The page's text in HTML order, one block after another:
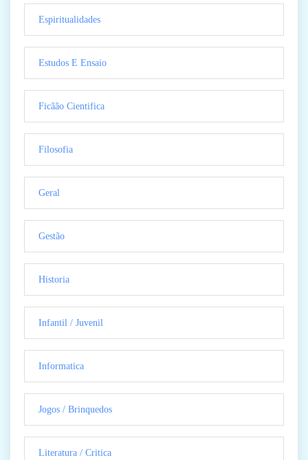
Espiritualidades
Estudos E Ensaio
Ficãão Cientifica
Filosofia
Geral
Gestão
Historia
Infantil / Juvenil
Informatica
Jogos / Brinquedos
Literatura / Critica